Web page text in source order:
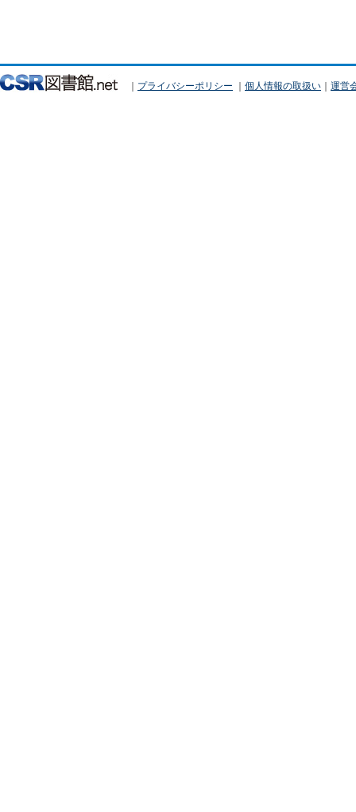
｜ プライバシーポリシー ｜ 個人情報の取扱い ｜ 運営